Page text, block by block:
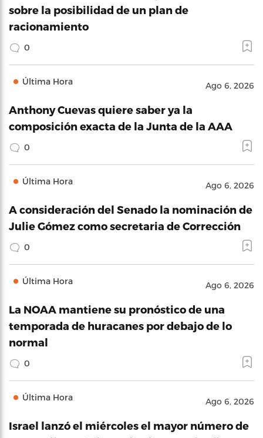
sobre la posibilidad de un plan de
racionamiento
0
Última Hora Ago 6, 2026
Anthony Cuevas quiere saber ya la
composición exacta de la Junta de la AAA
0
Última Hora Ago 6, 2026
A consideración del Senado la nominación de
Julie Gómez como secretaria de Corrección
0
Última Hora Ago 6, 2026
La NOAA mantiene su pronóstico de una
temporada de huracanes por debajo de lo
normal
0
Última Hora Ago 6, 2026
Israel lanzó el miércoles el mayor número de